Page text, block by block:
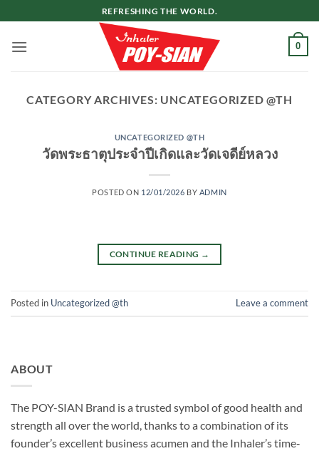
ไป
REFRESHING THE WORLD.
0
CATEGORY ARCHIVES: UNCATEGORIZED @TH
UNCATEGORIZED @TH
วัดพระธาตุประจำปีเกิดและวัดเจดีย์หลวง
POSTED ON 12/01/2026 BY ADMIN
CONTINUE READING →
Posted in Uncategorized @th Leave a comment
ABOUT
The POY-SIAN Brand is a trusted symbol of good health and
strength all over the world, thanks to a combination of its
founder’s excellent business acumen and the Inhaler’s time­‐